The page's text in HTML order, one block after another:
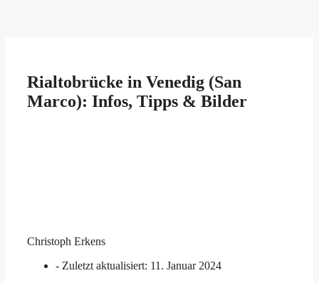
Rialtobrücke in Venedig (San
Marco): Infos, Tipps & Bilder
Christoph Erkens
- Zuletzt aktualisiert: 11. Januar 2024